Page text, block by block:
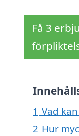
Få 3
1 Vad
2 Hur